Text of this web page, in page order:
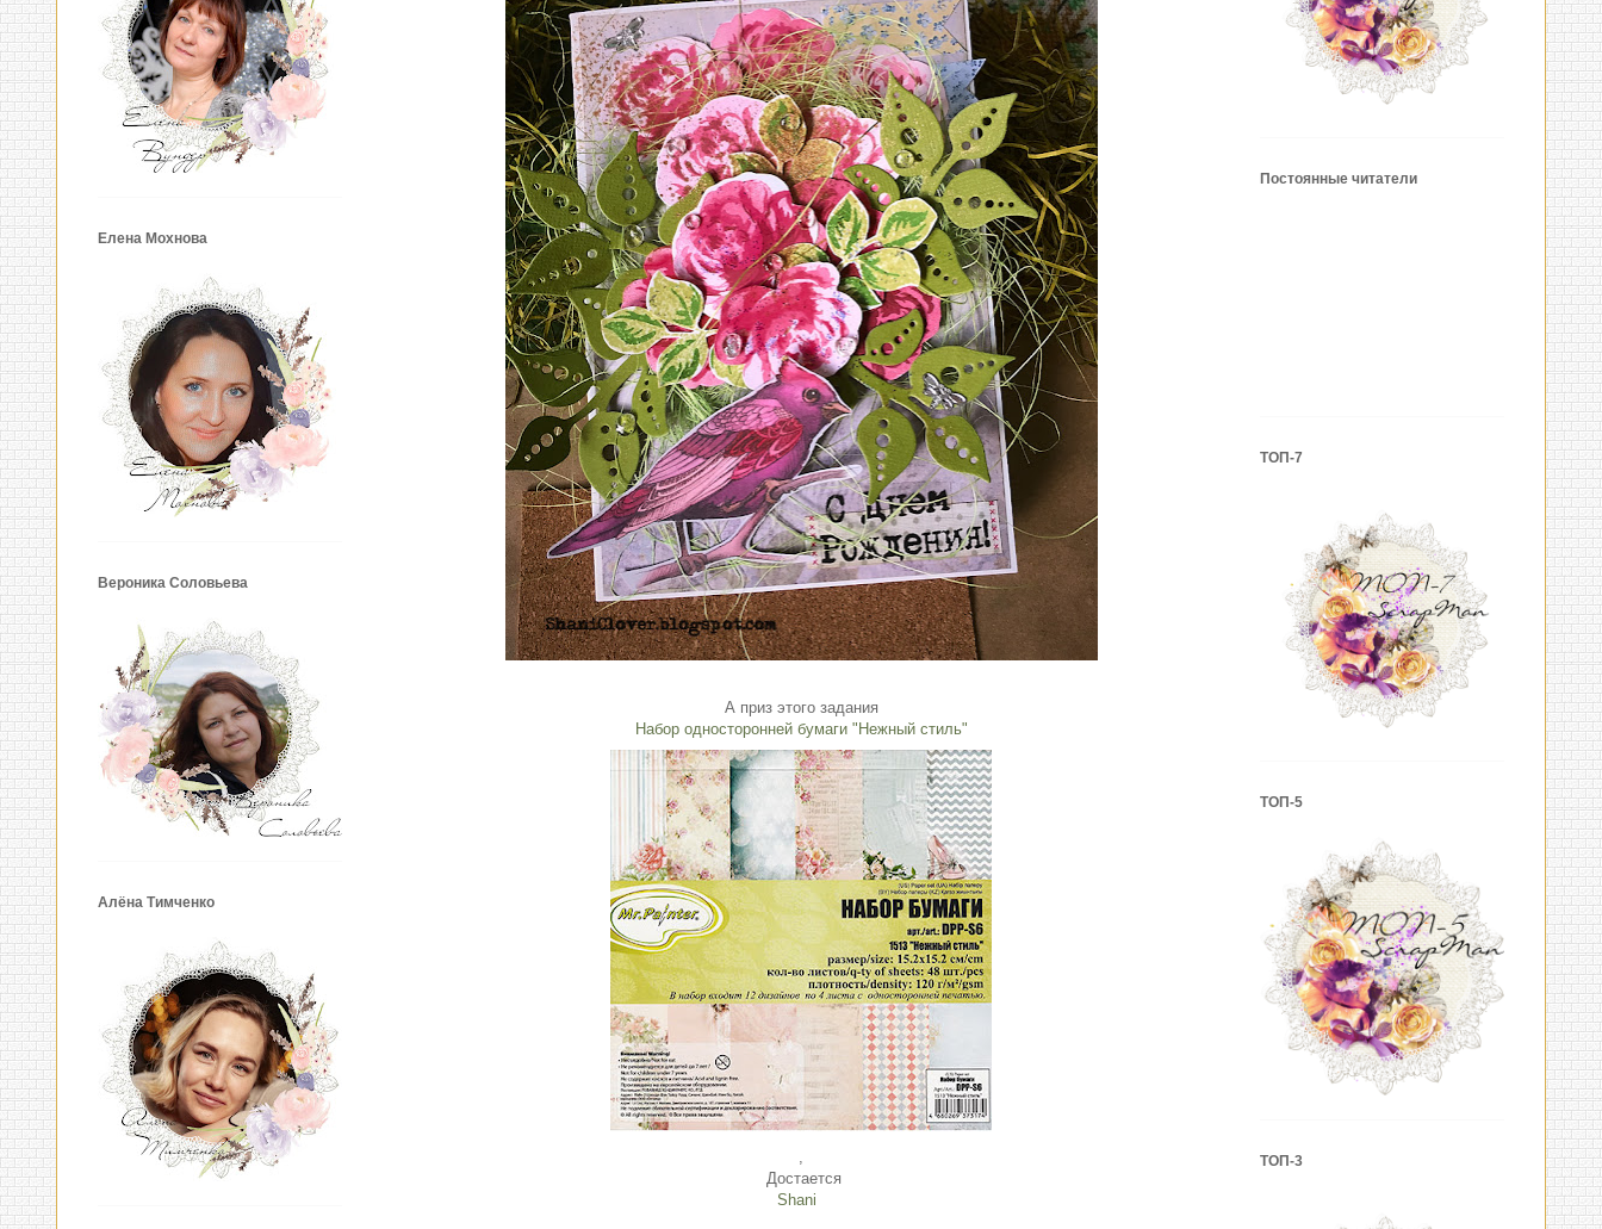
А приз этого задания
Набор односторонней бумаги "Нежный стиль"
,
Достается
Shani
Елена Мохнова
Вероника Соловьева
Алёна Тимченко
Постоянные читатели
ТОП-7
ТОП-5
ТОП-3